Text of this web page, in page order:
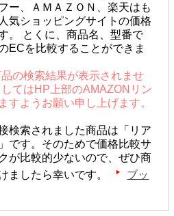
ー、ＡＭＡＺＯＮ、楽天はも
気ショッピングサイトの価格
。 とくに、商品名、型番で
ECを比較することができま
の検索結果が表示されませ
てはHP上部のAMAZONリン
すようお願い申し上げます。
検索されました商品は「リア
です。そのためで価格比較サ
が比較的少ないので、ぜひ商
ましたら幸いです。
ブッ